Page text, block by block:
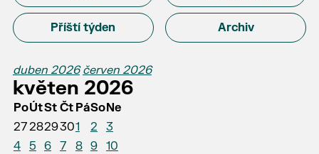
Příští týden Archiv
duben 2026 červen 2026
květen 2026
PoÚtSt Čt PáSoNe
272829301 2
3
4
5 6 7 8 9
10